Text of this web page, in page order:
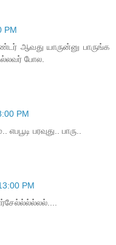
PM
ஆவது யாருன்னு பாருங்க
போல.
PM
பரவுது.. பாரு..
PM